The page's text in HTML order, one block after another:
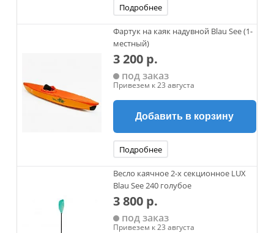
Подробнее
Фартук на каяк надувной Blau See (1-
местный)
3 200 р.
под заказ
Привезем к 23 августа
Добавить в корзину
Подробнее
Весло каячное 2-х секционное LUX
Blau See 240 голубое
3 800 р.
под заказ
Привезем к 23 августа